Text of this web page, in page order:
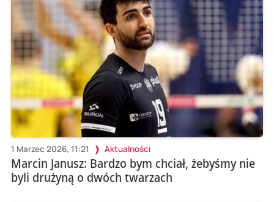
1 Marzec 2026, 11:21 Aktualności
Marcin Janusz: Bardzo bym chciał, żebyśmy nie
byli drużyną o dwóch twarzach